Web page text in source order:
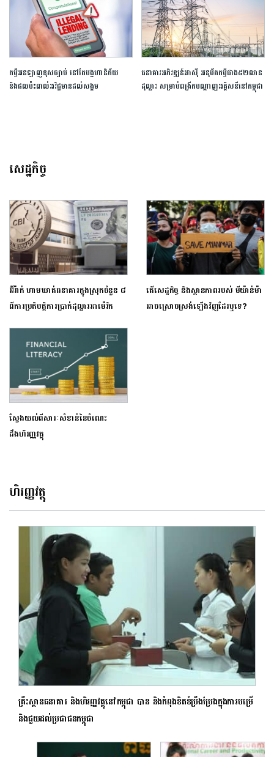
កម្ចីអនឡាញខុសច្បាប់ នៅតែបង្កហានិភ័យ
និងផលប៉ះពាល់អវិជ្ជមានដល់សង្គម
ធនាគារ​អភិវឌ្ឍន៍​អាស៊ី អនុម័ត​កម្ចីជាង​៥២លាន
ដុល្លារ​ សម្រាប់ពង្រីក​បណ្ដាញអគ្គិសនីនៅកម្ពុជា​
សេដ្ឋកិច្ច
អ៊ីរ៉ាក់ ហាមឃាត់ធនាគារក្នុងស្រុកចំនួន ៨
ពីការប្រតិបត្តិការប្រាក់ដុល្លារអាម៉េរិក
តើសេដ្ឋកិច្ច និងស្ថានភាពរបស់ មីយ៉ាន់ម៉ា
អាចស្រោចស្រង់ឡើងវិញដែរឬទេ?
ស្វែងយល់ពីសារៈសំខាន់នៃចំណេះ
ដឹងហិរញ្ញវត្ថុ
ហិរញ្ញវត្ថុ
គ្រឹះស្ថានធនាគារ និងហិរញ្ញវត្ថុនៅកម្ពុជា បាន និងកំពុងខិតខំប្រឹងប្រែងក្នុងការបម្រើ
និងជួយដល់ប្រជាជនកម្ពុជា